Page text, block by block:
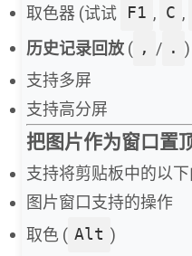
取色器 (试试
F1 C
历史记录回放( , / . )
支持多屏
支持高分屏
把图片作为窗口置
支持将剪贴板中的以
图片窗口支持的操作
取色 ( Alt )